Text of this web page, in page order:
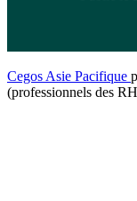
Cegos Asie Pacifique
(professionnels des